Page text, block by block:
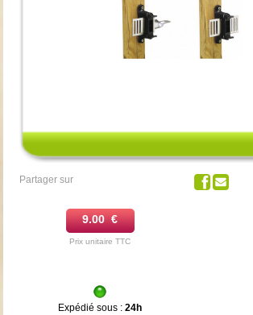
Partager sur
9.00 €
Prix unitaire TTC
Expédié sous :24h